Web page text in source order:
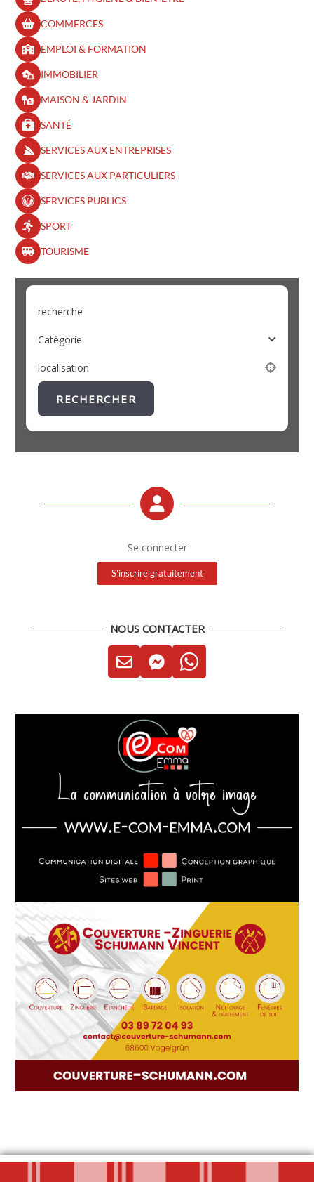
COMMERCES
EMPLOI & FORMATION
IMMOBILIER
MAISON & JARDIN
SANTÉ
SERVICES AUX ENTREPRISES
SERVICES AUX PARTICULIERS
SERVICES PUBLICS
SPORT
TOURISME
recherche
Catégorie
localisation
RECHERCHER
Se connecter
S'inscrire gratuitement
NOUS CONTACTER